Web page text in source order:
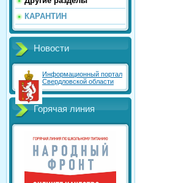
КАРАНТИН
Новости
Информационный портал
Свердловской области
Горячая линия